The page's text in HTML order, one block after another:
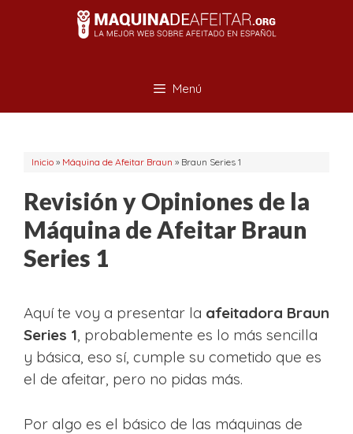
Menú
Inicio » Máquina de Afeitar Braun » Braun Series 1
Revisión y Opiniones de la
Máquina de Afeitar Braun
Series 1
Aquí te voy a presentar la afeitadora Braun
Series 1, probablemente es lo más sencilla
y básica, eso sí, cumple su cometido que es
el de afeitar, pero no pidas más.
Por algo es el básico de las máquinas de